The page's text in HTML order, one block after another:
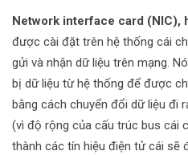
Network interface card (NIC),
được cài đặt trên hệ thống cái
gửi và nhận dữ liệu trên mạng.
bị dữ liệu từ hệ thống để được
bằng cách chuyển đổi dữ liệu đi
(vì độ rộng của cấu trúc bus cái
thành các tín hiệu điện tử cái sẽ